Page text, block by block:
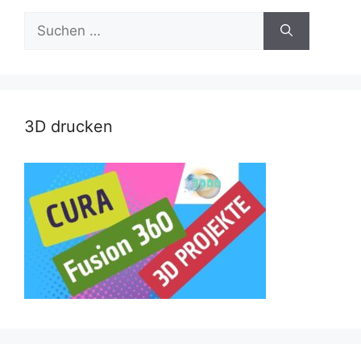
Suche
nach:
3D drucken